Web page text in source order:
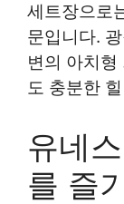
세트장으로
문입니다.
변의 아치
도 충분한
유네
를 즐